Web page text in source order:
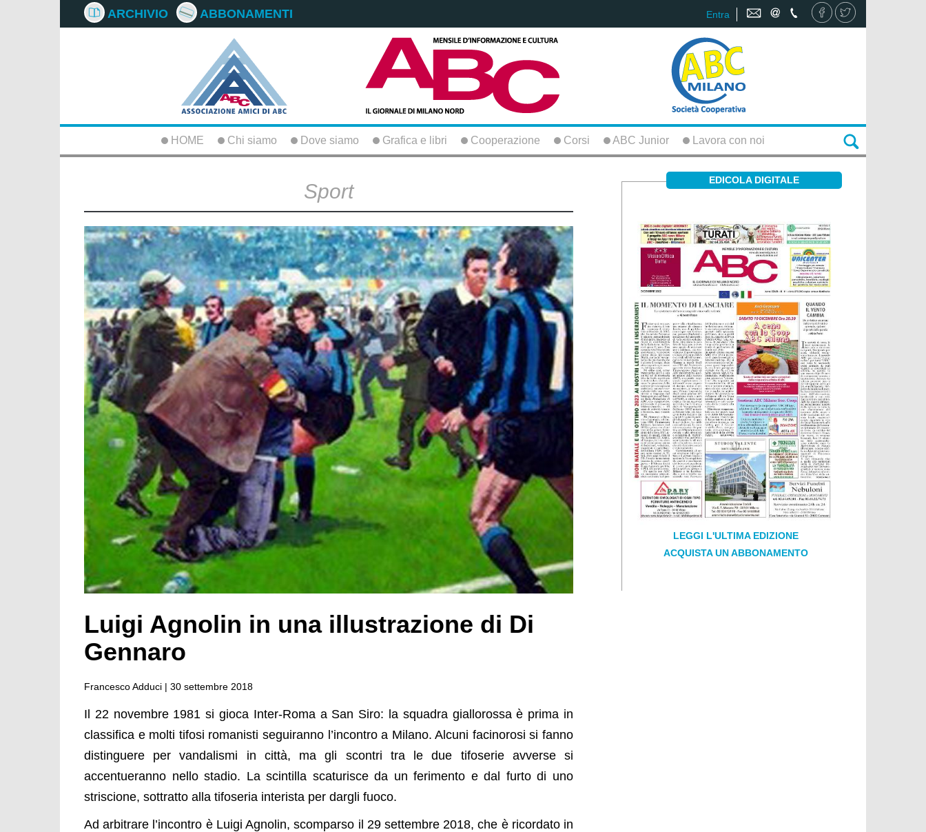
ARCHIVIO ABBONAMENTI Entra
HOME Chi siamo Dove siamo Grafica e libri Cooperazione Corsi ABC Junior Lavora con noi
Sport
Luigi Agnolin in una illustrazione di Di
Gennaro
Francesco Adduci | 30 settembre 2018
Il 22 novembre 1981 si gioca Inter-Roma a San Siro: la squadra giallorossa è prima in
classifica e molti tifosi romanisti seguiranno l’incontro a Milano. Alcuni facinorosi si fanno
distinguere per vandalismi in città, ma gli scontri tra le due tifoserie avverse si
accentueranno nello stadio. La scintilla scaturisce da un ferimento e dal furto di uno
striscione, sottratto alla tifoseria interista per dargli fuoco.
Ad arbitrare l’incontro è Luigi Agnolin, scomparso il 29 settembre 2018, che è ricordato in
EDICOLA DIGITALE
LEGGI L'ULTIMA EDIZIONE
ACQUISTA UN ABBONAMENTO